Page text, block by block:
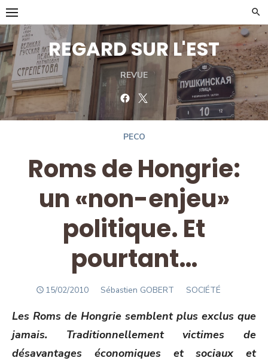
Skip
to
content
REGARD SUR L'EST
REVUE
FacebookTwitter
PECO
Roms de Hongrie:
un «non-enjeu»
politique. Et
pourtant…
POSTED
15/02/2010 Author
Sébastien GOBERT SOCIÉTÉ
Les Roms de Hongrie semblent plus exclus que
jamais. Traditionnellement victimes de
désavantages économiques et sociaux et